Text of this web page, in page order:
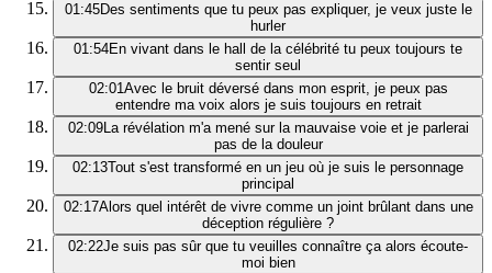
01:45Des sentiments que tu peux pas expliquer, je veux juste le
hurler
01:54En vivant dans le hall de la célébrité tu peux toujours te
sentir seul
02:01Avec le bruit déversé dans mon esprit, je peux pas
entendre ma voix alors je suis toujours en retrait
02:09La révélation m'a mené sur la mauvaise voie et je parlerai
pas de la douleur
02:13Tout s'est transformé en un jeu où je suis le personnage
principal
02:17Alors quel intérêt de vivre comme un joint brûlant dans une
déception régulière ?
02:22Je suis pas sûr que tu veuilles connaître ça alors écoute-
moi bien